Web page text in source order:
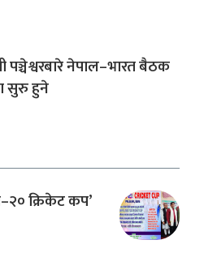
नेपाल–भारत बैठक
सुरु हुने
क्रिकेट कप’